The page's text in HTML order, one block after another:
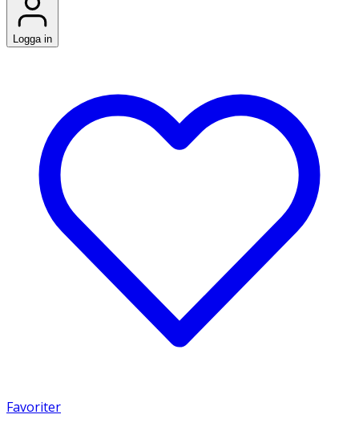
Logga in
Favoriter